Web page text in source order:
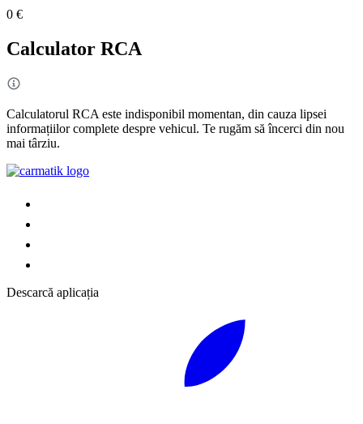
0 €
Calculator RCA
Calculatorul RCA este indisponibil momentan, din cauza lipsei
informațiilor complete despre vehicul. Te rugăm să încerci din nou
mai târziu.
Descarcă aplicația